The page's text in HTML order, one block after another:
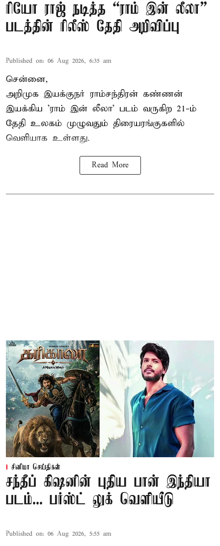
ரியோ ராஜ் நடித்த “ராம் இன் லீலா”
படத்தின் ரிலீஸ் தேதி அறிவிப்பு
Published on: 06 Aug 2026, 6:35 am
சென்னை,
அறிமுக இயக்குநர் ராம்சந்திரன் கண்ணன்
இயக்கிய 'ராம் இன் லீலா' படம் வருகிற 21-ம்
தேதி உலகம் முழுவதும் திரையரங்குகளில்
வெளியாக உள்ளது.
Read More
சினிமா செய்திகள்
சந்தீப் கிஷனின் புதிய பான் இந்தியா
படம்... பர்ஸ்ட் லுக் வெளியீடு
Published on: 06 Aug 2026, 5:55 am